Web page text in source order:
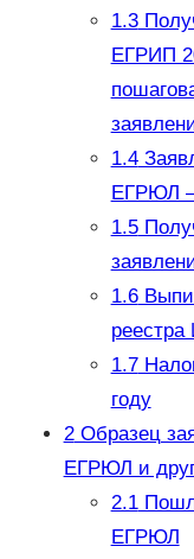
1.3
ЕГРИП
1.4
ЕГРЮЛ
1.5
1.6
1.7
году
2Образец
ЕГРЮЛ и
2.1
ЕГРЮЛ